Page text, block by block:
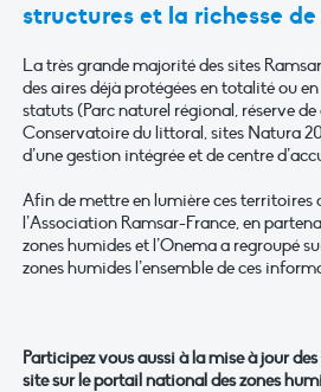
structures et la richesse
La très grande majorité des sites
des aires déjà protégées en totalité ou
statuts (Parc naturel régional, réserve de
Conservatoire du littoral, sites Natura
d’une gestion intégrée et de centre
Afin de mettre en lumière ces territoires
l’Association Ramsar-France, en
zones humides et l’Onema a regroupé
zones humides l’ensemble de ces
Participez vous aussi à la mise à jour
site sur le portail national des zones